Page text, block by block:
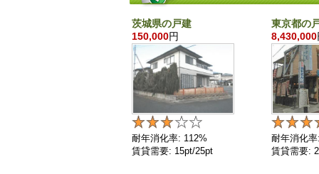
茨城県の戸建
150,000円
耐年消化率: 112%
賃貸需要: 15pt/25pt
東京都の
8,430,000
耐年消化
賃貸需要: